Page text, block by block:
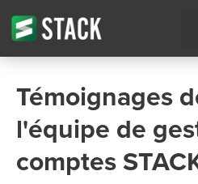
Témoignages
l'équipe de
comptes